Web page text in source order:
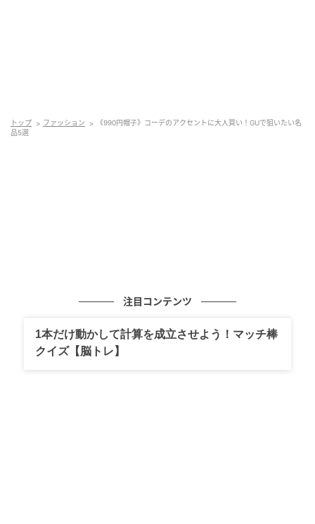
れいめコーディネートにもカジュアルコーディネート
にもマッチする優秀デザイン。
ブラックの「リブビーニー」を使ったパンツ
コーディネート
トップ ファッション
《990円帽子》コーデのアクセントに大人買い！GUで狙いたい名
品5選
注目コンテンツ
1本だけ動かして計算を成立させよう！マッチ棒
クイズ【脳トレ】